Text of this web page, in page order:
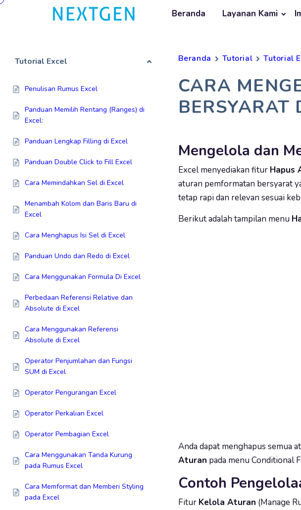
Beranda Layanan Kami
Tutorial Excel
Penulisan Rumus Excel
Panduan Memilih Rentang (Ranges) di
Excel:
Panduan Lengkap Filling di Excel
Panduan Double Click to Fill Excel
Cara Memindahkan Sel di Excel
Menambah Kolom dan Baris Baru di
Excel
Cara Menghapus Isi Sel di Excel
Panduan Undo dan Redo di Excel
Cara Menggunakan Formula Di Excel
Perbedaan Referensi Relative dan
Absolute di Excel
Cara Menggunakan Referensi
Absolute di Excel
Operator Penjumlahan dan Fungsi
SUM di Excel
Operator Pengurangan Excel
Operator Perkalian Excel
Operator Pembagian Excel
Cara Menggunakan Tanda Kurung
pada Rumus Excel
Cara Memformat dan Memberi Styling
pada Excel
Beranda Tutorial Tutorial
CARA
BERSYARAT
Mengelola dan
Excel menyediakan fitur Hapus
aturan pemformatan bersyarat
tetap rapi dan relevan sesuai
Berikut adalah tampilan menu
Anda dapat menghapus semua
Aturan pada menu Conditional
Contoh
Fitur Kelola Aturan (Manage